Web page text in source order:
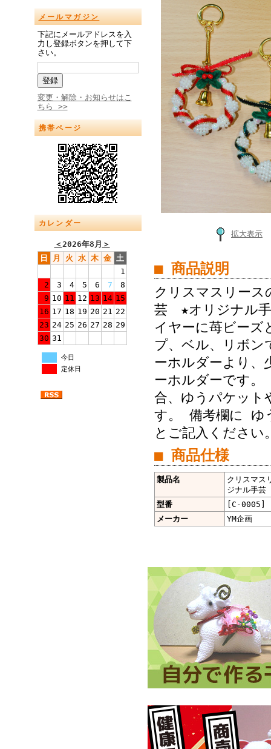
メールマガジン
下記にメールアドレスを入
力し登録ボタンを押して下
さい。
変更・解除・お知らせはこ
ちら >>
携帯ページ
カレンダー
＜2026年8月 ＞
日
月 火 水 木 金 土
1
2
3 4 5 6 7
8
9 10 11 12 13 14 15
16 17 18 19 20 21 22
23 24 25 26 27 28 29
30 31
今日
定休日
拡大表示
■ 商品説明
クリスマスリー
芸 ★オリジナル
イヤーに苺ビーズ
プ、ベル、リボ
ーホルダーより、
ーホルダーで
合、ゆうパケッ
す。 備考欄に ゆ
とご記入ください
■ 商品仕様
製品名
クリスマ
ジナル手
型番
[C-0005]
メーカー
YM企画